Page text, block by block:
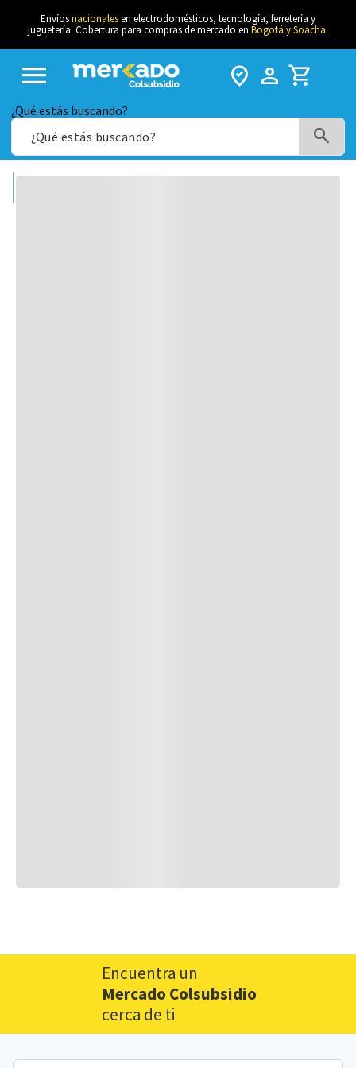
Envíosnacionalesen electrodomésticos, tecnología, ferretería y
juguetería. Cobertura para compras de mercado en Bogotá y Soacha.
menu where_to_vote person_filled shopping_cart
¿Qué estás buscando?
Déjanos tu opinión
Encuentra un
Mercado Colsubsidio
cerca de ti